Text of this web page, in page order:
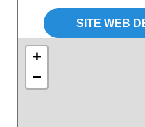
SITE WEB
+
−